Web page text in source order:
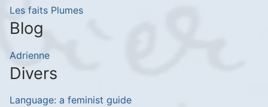
Les faits Plumes
Blog
Adrienne
Divers
Language: a feminist guide